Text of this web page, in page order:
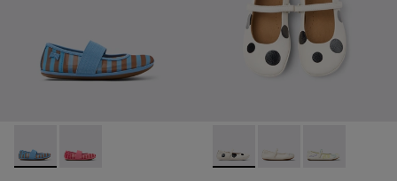
Right - K800696-002 - Ballerines en textile et cuir bleues
Right - K800696-001 - Ballerines roses en textile et
Twins - K800486-011 -
Twins - K800486-007
Twins -